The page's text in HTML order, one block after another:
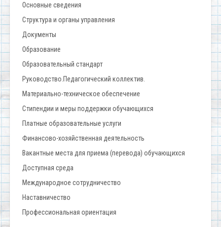
Основные сведения
Структура и органы управления
Документы
Образование
Образовательный стандарт
Руководство.Педагогический коллектив.
Материально-техническое обеспечение
Стипендии и меры поддержки обучающихся
Платные образовательные услуги
Финансово-хозяйственная деятельность
Вакантные места для приема (перевода) обучающихся
Доступная среда
Международное сотрудничество
Наставничество
Профессиональная ориентация